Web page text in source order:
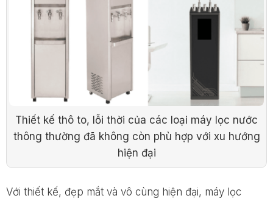
Thiết kế thô to, lỗi thời của các loại máy lọc nước
thông thường đã không còn phù hợp với xu hướng
hiện đại
Với thiết kế, đẹp mắt và vô cùng hiện đại, máy lọc